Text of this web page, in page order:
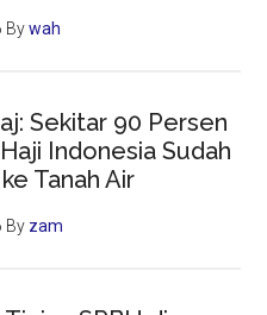
Bywah
Sekitar 90 Persen
Indonesia Sudah
Tanah Air
By zam